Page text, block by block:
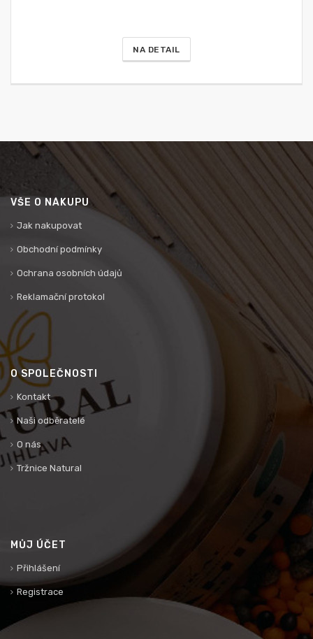
NA DETAIL
VŠE O NÁKUPU
Jak nakupovat
Obchodní podmínky
Ochrana osobních údajů
Reklamační protokol
O SPOLEČNOSTI
Kontakt
Naši odběratelé
O nás
Tržnice Natural
MŮJ ÚČET
Přihlášení
Registrace